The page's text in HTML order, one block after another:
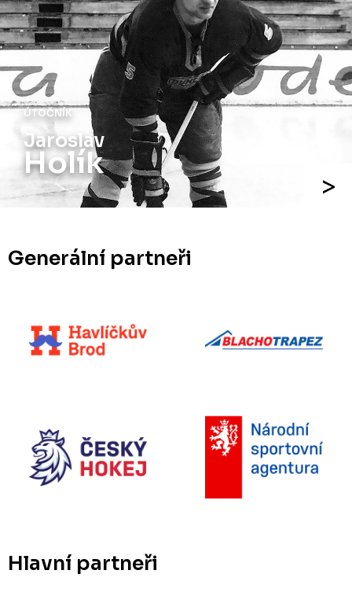
ÚTOČNÍK
Jiří
Holík
Generální partneři
Hlavní partneři